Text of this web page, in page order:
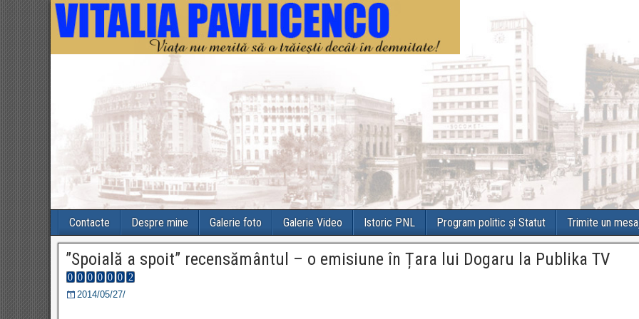
Contacte Despre mine Galerie foto Galerie Video Istoric PNL Program politic și Statut Trimite un
”Spoială a spoit” recensământul – o emisiune în Țara lui Dogaru la Publika TV
2014/05/27/